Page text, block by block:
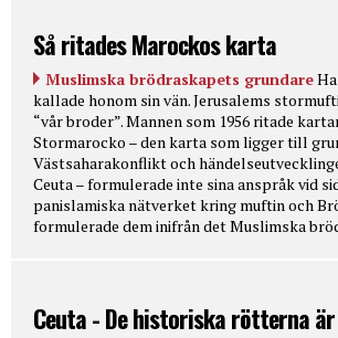
Så ritades Marockos karta
Muslimska brödraskapets grundare
kallade honom sin vän. Jerusalems
“vår broder”. Mannen som 1956 ritade
Stormarocko – den karta som ligger till
Västsaharakonflikt och
Ceuta – formulerade inte sina anspråk vid
panislamiska nätverket kring muftin och
formulerade dem inifrån det Muslimska
Ceuta - De historiska rötterna